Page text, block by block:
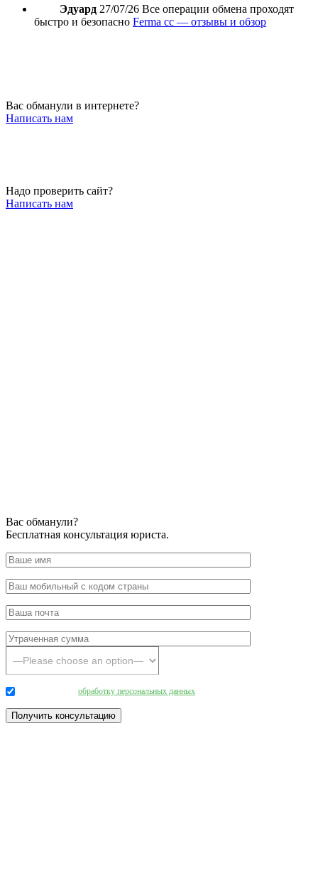
Эдуард 27/07/26 Все операции обмена проходят
быстро и безопасно Ferma cc — отзывы и обзор
Вас обманули в интернете?
Написать нам
Надо проверить сайт?
Написать нам
Вас обманули?
Бесплатная консультация юриста.
обработку персональных данных